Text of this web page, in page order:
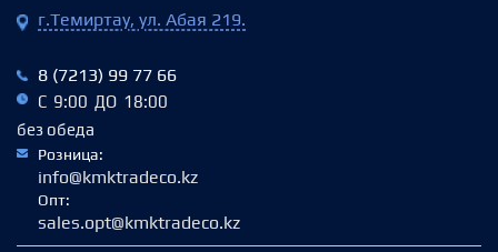
г.Темиртау, ул. Абая 219.
8 (7213) 99 77 66
С 9:00 ДО 18:00
без обеда
Розница:
info@kmktradeco.kz
Опт:
sales.opt@kmktradeco.kz